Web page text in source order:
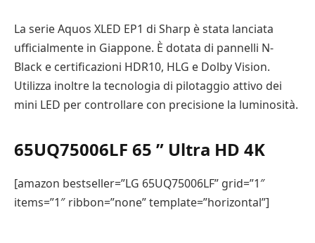
La serie Aquos XLED EP1 di Sharp è stata lanciata
ufficialmente in Giappone. È dotata di pannelli N-
Black e certificazioni HDR10, HLG e Dolby Vision.
Utilizza inoltre la tecnologia di pilotaggio attivo dei
mini LED per controllare con precisione la luminosità.
65UQ75006LF 65 ” Ultra HD 4K
[amazon bestseller=”LG 65UQ75006LF” grid=”1″
items=”1″ ribbon=”none” template=”horizontal”]